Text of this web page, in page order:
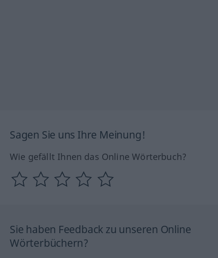
Sagen Sie uns Ihre Meinung!
Wie gefällt Ihnen das Online Wörterbuch?
Sie haben Feedback zu unseren Online
Wörterbüchern?